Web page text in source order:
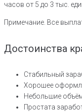
часов от 5 до 3 тыс.
Примечание. Все
Достоинства
Стабильный
Хорошее
Небольшие
Простата